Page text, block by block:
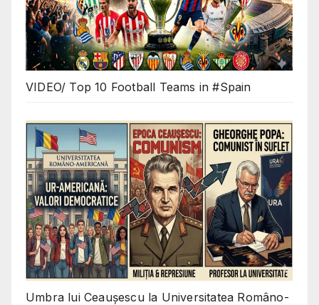
VIDEO/ Top 10 Football Teams in #Spain
Umbra lui Ceaușescu la Universitatea Româno-